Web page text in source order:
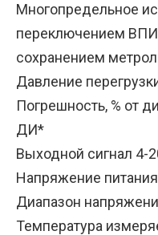
Многопредельное
переключением ВПИ
сохранением
Давление
Погрешность, % от
ДИ*
Выходной сигнал 4-
Напряжение
Диапазон
Температура